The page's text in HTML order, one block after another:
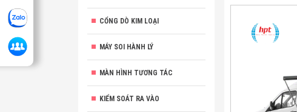
CỔNG DÒ KIM LOẠI
MÁY SOI HÀNH LÝ
MÀN HÌNH TƯƠNG TÁC
KIỂM SOÁT RA VÀO